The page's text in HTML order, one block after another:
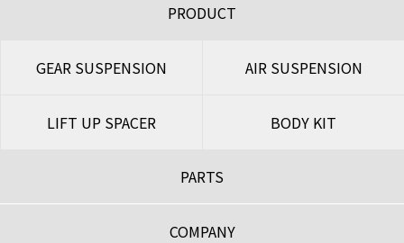
PRODUCT
GEAR SUSPENSION AIR SUSPENSION
LIFT UP SPACER BODY KIT
PARTS
COMPANY